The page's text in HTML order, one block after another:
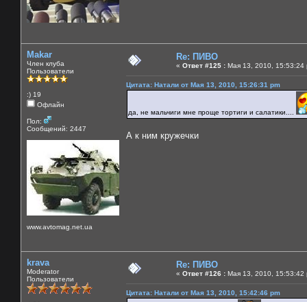
Makar
Член клуба
Пользователи
:) 19
Офлайн
Пол:
Сообщений: 2447
www.avtomag.net.ua
Re: ПИВО
« Ответ #125 : Мая 13, 2010, 15:53:24
Цитата: Натали от Мая 13, 2010, 15:26:31 pm
да, не мальчиги мне проще тортиги и салатики....
А к ним кружечки
krava
Moderator
Пользователи
Re: ПИВО
« Ответ #126 : Мая 13, 2010, 15:53:42
Цитата: Натали от Мая 13, 2010, 15:42:46 pm